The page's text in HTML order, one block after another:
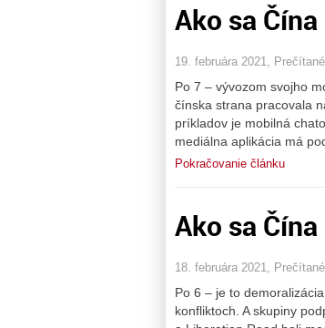
Ako sa
19. februára 2021,
Po 7 – vývozom svojho
čínska strana pracovala
príkladov je mobilná
mediálna aplikácia má
Pokračovanie článku
Ako sa
18. februára 2021,
Po 6 – je to
konfliktoch. A skupiny